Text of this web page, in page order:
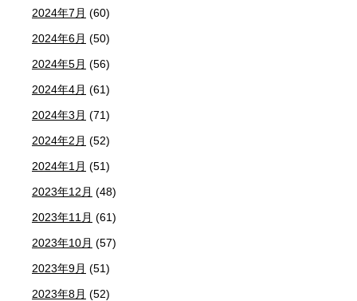
2024年7月 (60)
2024年6月 (50)
2024年5月 (56)
2024年4月 (61)
2024年3月 (71)
2024年2月 (52)
2024年1月 (51)
2023年12月 (48)
2023年11月 (61)
2023年10月 (57)
2023年9月 (51)
2023年8月 (52)